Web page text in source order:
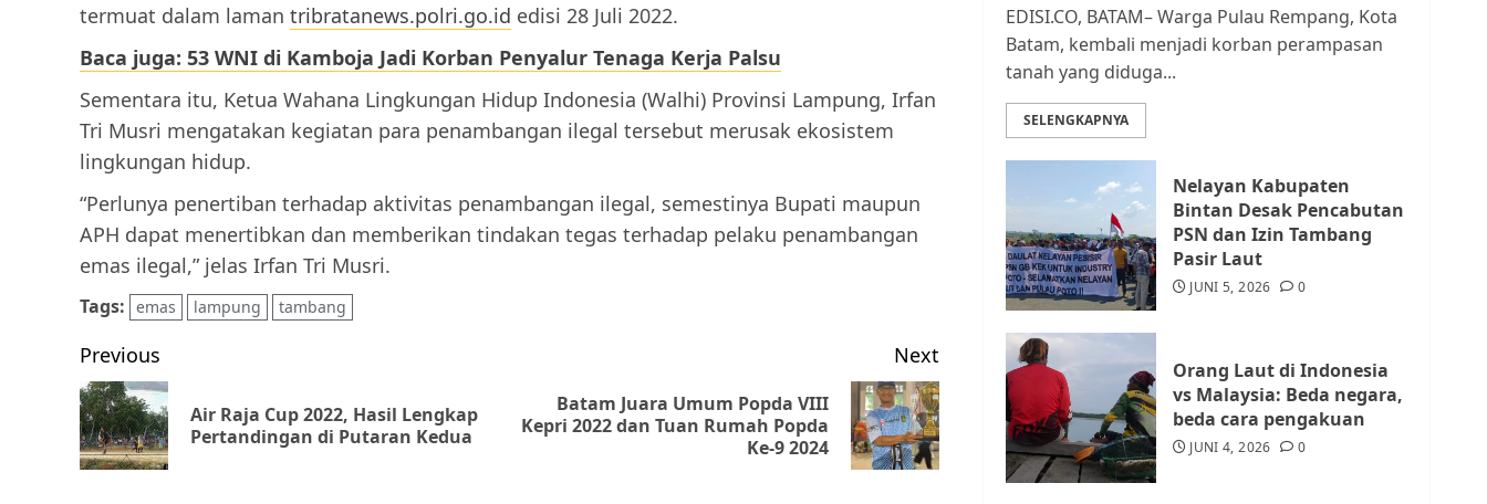
termuat dalam laman tribratanews.polri.go.id edisi 28 Juli 2022.
Baca juga: 53 WNI di Kamboja Jadi Korban Penyalur Tenaga Kerja Palsu
Sementara itu, Ketua Wahana Lingkungan Hidup Indonesia (Walhi) Provinsi Lampung, Irfan
Tri Musri mengatakan kegiatan para penambangan ilegal tersebut merusak ekosistem
lingkungan hidup.
“Perlunya penertiban terhadap aktivitas penambangan ilegal, semestinya Bupati maupun
APH dapat menertibkan dan memberikan tindakan tegas terhadap pelaku penambangan
emas ilegal,” jelas Irfan Tri Musri.
Tags: emas lampung tambang
Post
navigation
Previous
Previous
Air Raja Cup 2022, Hasil Lengkap
Pertandingan di Putaran Kedua
Next
Next
Batam Juara Umum Popda VIII
Kepri 2022 dan Tuan Rumah Popda
Ke-9 2024
3
Datangi Pemko Batam,
Warga Rempang Protes
Lahan Mereka Diambil
4
Warga Rempang Ajukan
Audiensi dengan Wali
Kota Batam, Soroti
Aktivitas yang Resahkan
Warga
5
Tim Advokasi Desak BP
Batam Berhenti
Merampas Tanah Warga
Rempang
EDISI.CO, BATAM– Warga Pulau Rempang, Kota
Batam, kembali menjadi korban perampasan
tanah yang diduga...
SELENGKAPNYA
Nelayan Kabupaten
Bintan Desak Pencabutan
PSN dan Izin Tambang
Pasir Laut
JUNI 5, 2026 0
Orang Laut di Indonesia
vs Malaysia: Beda negara,
beda cara pengakuan
JUNI 4, 2026 0